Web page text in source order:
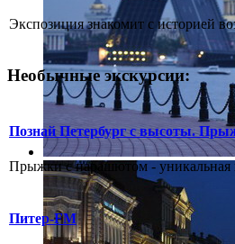
Экспозиция знакомит с историей
Необычные экскурсии:
Познай Петербург с высоты.
Прыжки с парашютом - уникальная
Питер-FM